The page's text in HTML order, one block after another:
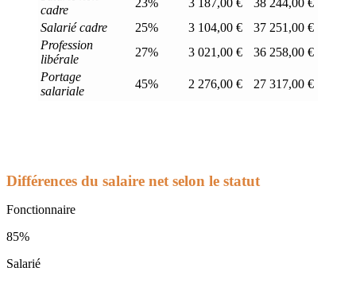
cadre
23% 3 187,00 €
38 244,00 €
Salarié cadre
25% 3 104,00 €
37 251,00 €
Profession
libérale
27% 3 021,00 €
36 258,00 €
Portage
salariale
45% 2 276,00 € 27 317,00 €
Différences du salaire net selon le statut
Fonctionnaire
85%
Salarié